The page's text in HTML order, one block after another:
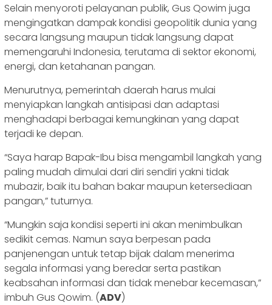
Selain menyoroti pelayanan publik, Gus Qowim juga
mengingatkan dampak kondisi geopolitik dunia yang
secara langsung maupun tidak langsung dapat
memengaruhi Indonesia, terutama di sektor ekonomi,
energi, dan ketahanan pangan.
Menurutnya, pemerintah daerah harus mulai
menyiapkan langkah antisipasi dan adaptasi
menghadapi berbagai kemungkinan yang dapat
terjadi ke depan.
“Saya harap Bapak-Ibu bisa mengambil langkah yang
paling mudah dimulai dari diri sendiri yakni tidak
mubazir, baik itu bahan bakar maupun ketersediaan
pangan,” tuturnya.
“Mungkin saja kondisi seperti ini akan menimbulkan
sedikit cemas. Namun saya berpesan pada
panjenengan untuk tetap bijak dalam menerima
segala informasi yang beredar serta pastikan
keabsahan informasi dan tidak menebar kecemasan,”
imbuh Gus Qowim. (ADV)